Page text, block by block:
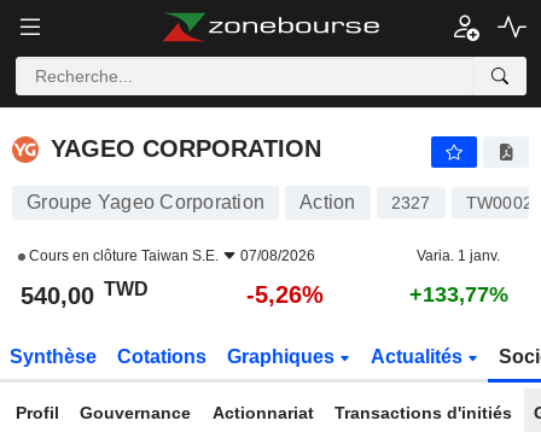
YAGEO CORPORATION
YAGEO CORPORATION
Groupe Yageo Corporation Action 2327
Cours en clôture Taiwan S.E. 07/08/2026 Varia. 1 janv.
540,00 TWD -5,26% +133,77%
Synthèse Cotations Graphiques Actualités
Profil Gouvernance Actionnariat Transactions d'initiés